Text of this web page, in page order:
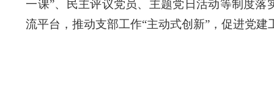
一课”、民主评议党员、主题党日活动等制度
流平台，推动支部工作“主动式创新”，促进党建